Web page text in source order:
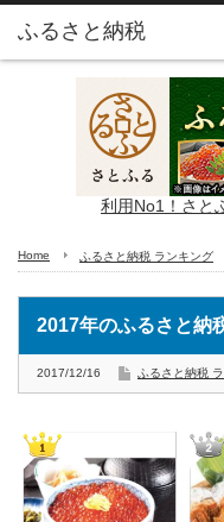
ふるさと納税
利用No1！さと
Home ふるさと納税 ランキング
2017年のふるさと納
2017/12/16 ふるさと納税